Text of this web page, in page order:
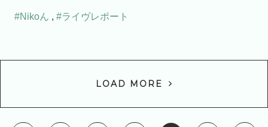
#Nikoん , #ライヴレポート
LOAD MORE